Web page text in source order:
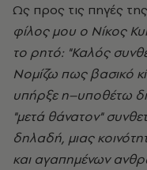
Ως προς τις πηγές
φίλος μου ο Νίκος
το ρητό: "Καλός
Νομίζω πως βασικό
υπήρξε η–υποθέτω
"μετά θάνατον"
δηλαδή, μιας
και αγαπημένων